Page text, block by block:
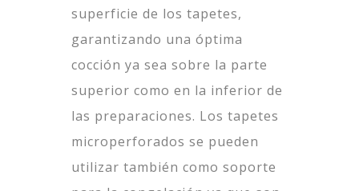
superficie de los tapetes,
garantizando una óptima
cocción ya sea sobre la parte
superior como en la inferior de
las preparaciones. Los tapetes
microperforados se pueden
utilizar también como soporte